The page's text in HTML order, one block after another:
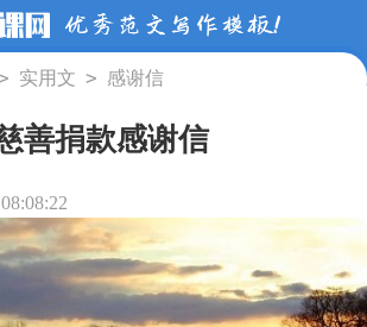
实用文 > 感谢信
善捐款感谢信